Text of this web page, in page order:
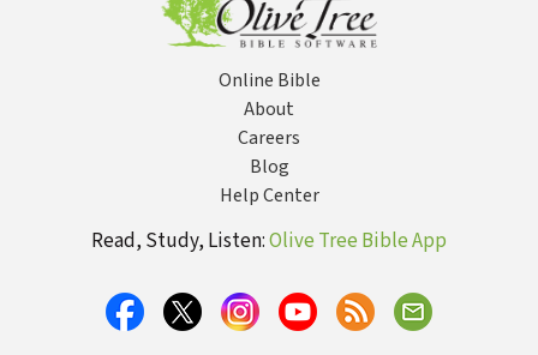
Online Bible
About
Careers
Blog
Help Center
Read, Study, Listen:Olive Tree Bible App